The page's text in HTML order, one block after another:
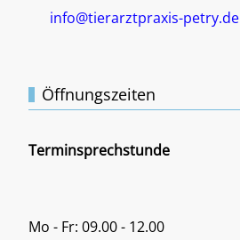
info@tierarztpraxis-petry.de
Öffnungszeiten
Terminsprechstunde
Mo - Fr: 09.00 - 12.00